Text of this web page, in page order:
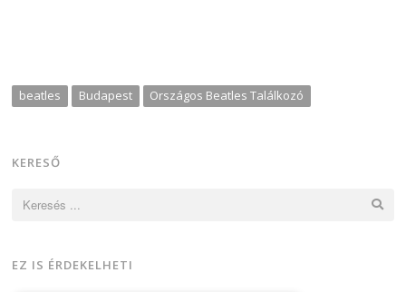
beatles Budapest Országos Beatles Találkozó
KERESŐ
Keresés:
EZ IS ÉRDEKELHETI